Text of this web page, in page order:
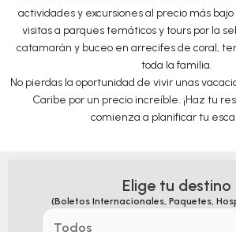
actividades y excursiones al precio más
visitas a parques temáticos y tours por la
catamarán y buceo en arrecifes de coral,
toda la familia.
No pierdas la oportunidad de vivir unas
Caribe por un precio increíble. ¡Haz tu
comienza a planificar tu
Elige tu destino
(Boletos Internacionales, Paquetes,